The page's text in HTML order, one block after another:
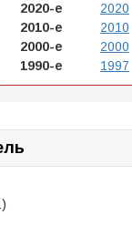
2020-е
2020
2010-е
2010
2000-е
2000
1990-е
1997